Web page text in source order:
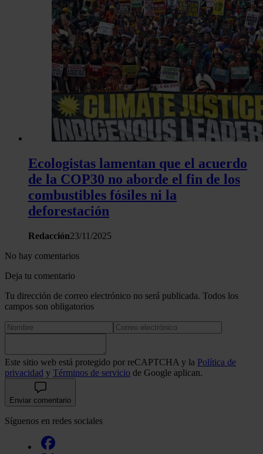
Ecologistas lamentan que el acuerdo
de la COP30 no aborde el fin de los
combustibles fósiles ni la
deforestación
Redacción23/11/2025
No hay comentarios
Deja tu comentario
Tu dirección de correo electrónico no será publicada. Todos los
campos son obligatorios
Este sitio web está protegido por reCAPTCHA y la Política de
privacidad y Términos de servicio de Google aplican.
Enviar comentario
Síguenos en redes sociales